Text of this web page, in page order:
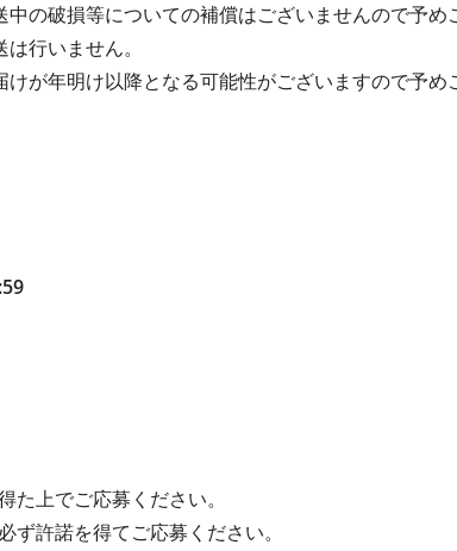
の破損等についての補償はございませんので予め
行いません。
が年明け以降となる可能性がございますので予め
上でご応募ください。
許諾を得てご応募ください。